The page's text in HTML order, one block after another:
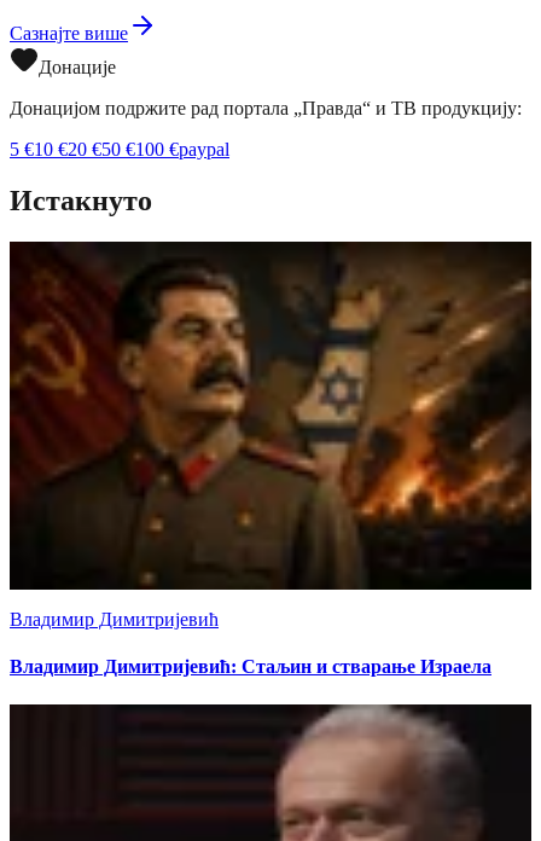
Сазнајте више
Донације
Донацијом подржите рад портала „Правда“ и ТВ продукцију:
5 €10 €20 €50 €100 €paypal
Истакнуто
Владимир Димитријевић
Владимир Димитријевић: Стаљин и стварање Израела